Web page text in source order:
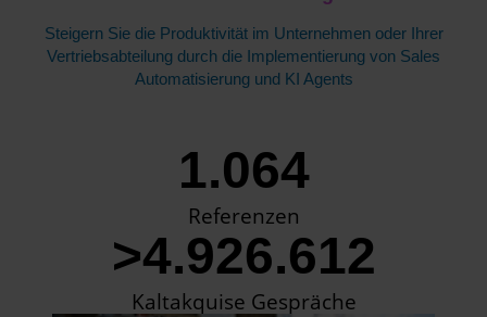
Steigern Sie die Produktivität im Unternehmen oder Ihrer
Vertriebsabteilung durch die Implementierung von Sales
Automatisierung und KI Agents
1.064
Referenzen
>4.926.612
Kaltakquise Gespräche